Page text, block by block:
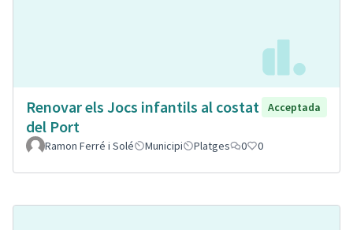
Renovar els Jocs infantils al costat
del Port
Acceptada
Ramon Ferré i Solé Municipi Platges 0 0